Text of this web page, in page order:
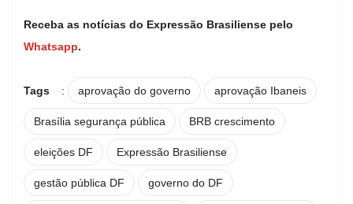
Receba as notícias do Expressão Brasiliense pelo
Whatsapp.
Tags : aprovação do governo aprovação Ibaneis
Brasília segurança pública BRB crescimento
eleições DF Expressão Brasiliense
gestão pública DF governo do DF